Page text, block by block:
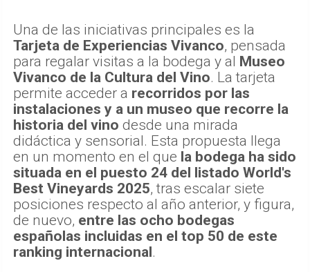
Una de las iniciativas principales es la
Tarjeta de Experiencias Vivanco, pensada
para regalar visitas a la bodega y al Museo
Vivanco de la Cultura del Vino. La tarjeta
permite acceder a recorridos por las
instalaciones y a un museo que recorre la
historia del vino desde una mirada
didáctica y sensorial. Esta propuesta llega
en un momento en el que la bodega ha sido
situada en el puesto 24 del listado World's
Best Vineyards 2025, tras escalar siete
posiciones respecto al año anterior, y figura,
de nuevo, entre las ocho bodegas
españolas incluidas en el top 50 de este
ranking internacional.